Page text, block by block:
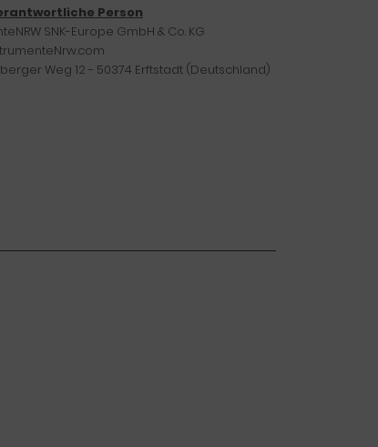
Person
SNK-Europe GmbH & Co. KG
Weg 12 - 50374 Erftstadt (Deutschland)